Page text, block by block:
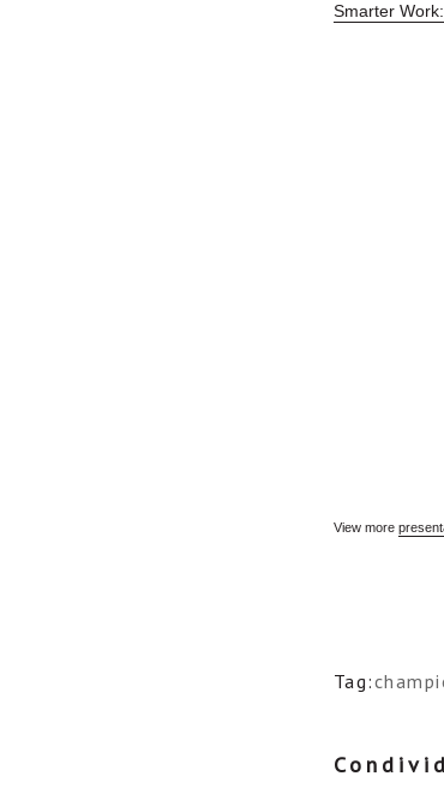
Smarter
View more
Tag: